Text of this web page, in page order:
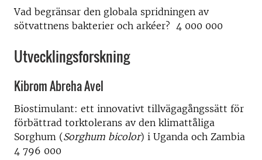
Vad begränsar den globala spridningen av
sötvattnens bakterier och arkéer? 4 000 000
Utvecklingsforskning
Kibrom Abreha Avel
Biostimulant: ett innovativt tillvägagångssätt för
förbättrad torktolerans av den klimattåliga
Sorghum (Sorghum bicolor) i Uganda och Zambia
4 796 000